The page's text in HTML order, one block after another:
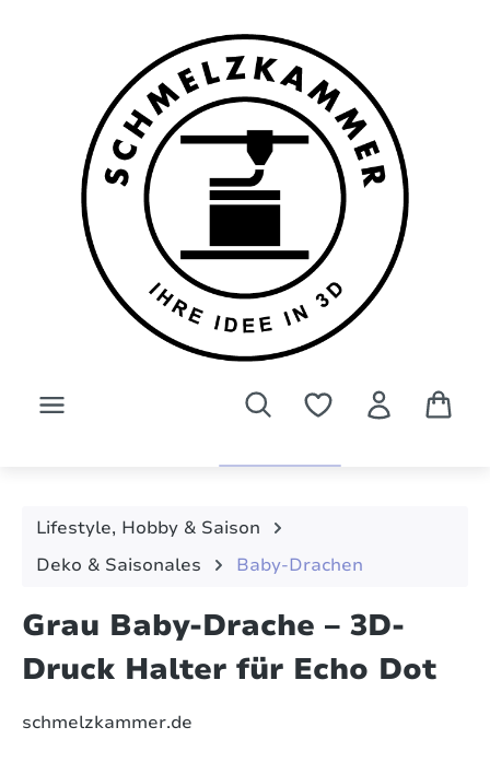
Lifestyle, Hobby & Saison
Deko & Saisonales
Baby-Drachen
Grau Baby-Drache – 3D-
Druck Halter für Echo Dot
schmelzkammer.de